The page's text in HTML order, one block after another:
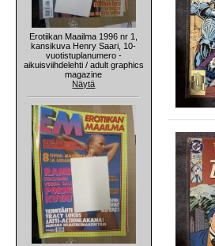
Erotiikan Maailma 1996 nr 1,
kansikuva Henry Saari, 10-
vuotistuplanumero -
aikuisviihdelehti / adult graphics
magazine
Näytä